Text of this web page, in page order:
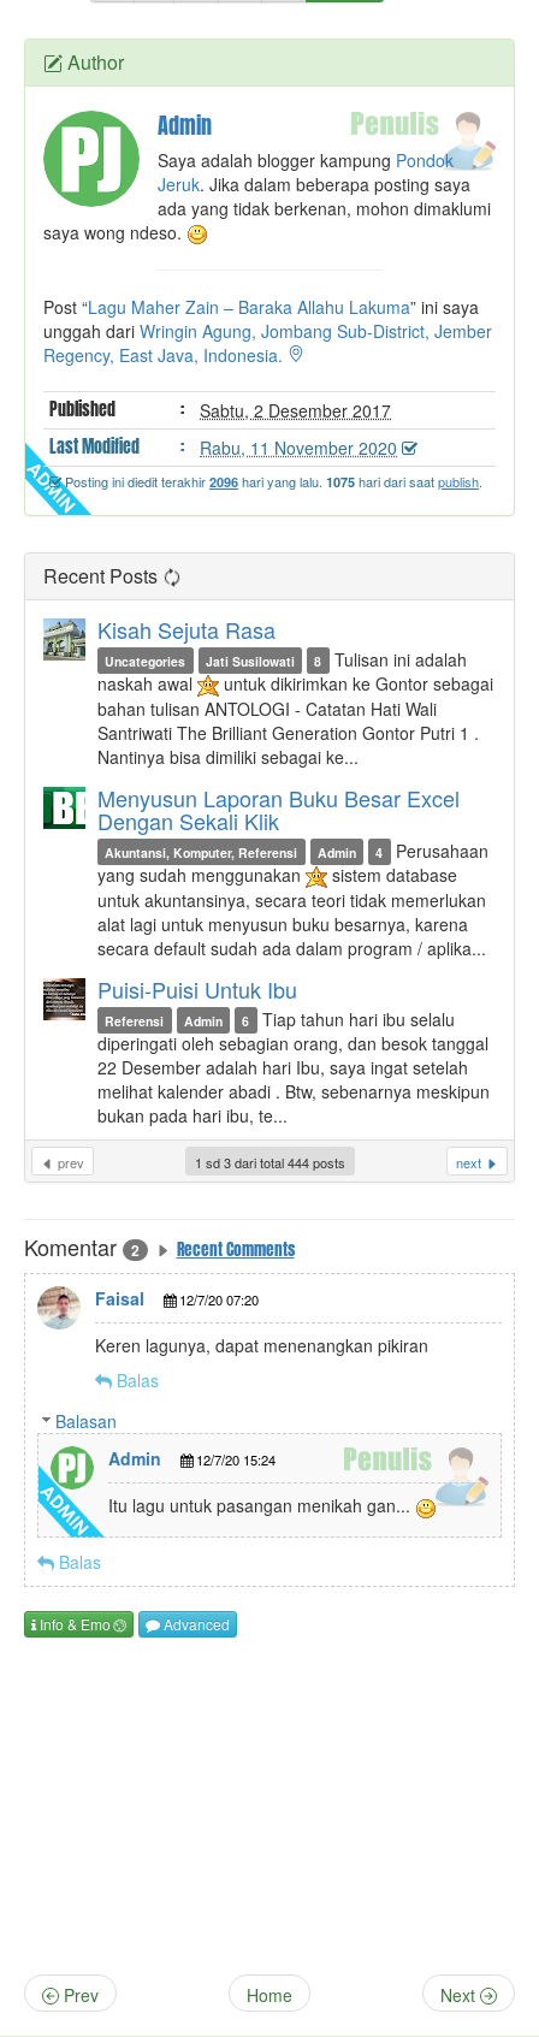
r
Author
Admin
Saya adalah blogger kampung Pondok
Jeruk. Jika dalam beberapa posting saya
ada yang tidak berkenan, mohon dimaklumi
saya wong ndeso.
Post “Lagu Maher Zain – Baraka Allahu Lakuma” ini saya
unggah dari Wringin Agung, Jombang Sub-District, Jember
Regency, East Java, Indonesia.
Published : Sabtu, 2 Desember 2017
LastModified : Rabu, 11 November 2020
Posting ini diedit terakhir 2096 hari yang lalu. 1075 hari dari saatpublish.
Recent Posts
Kisah Sejuta Rasa
Uncategories Jati Susilowati 8
Tulisan ini adalah
naskah awal
untuk dikirimkan ke Gontor sebagai
bahan tulisan ANTOLOGI - Catatan Hati Wali
Santriwati The Brilliant Generation Gontor Putri 1 .
Nantinya bisa dimiliki sebagai ke...
Menyusun Laporan Buku Besar Excel
Dengan Sekali Klik
Akuntansi, Komputer, Referensi Admin 4
Perusahaan
yang sudah menggunakan
sistem database
untuk akuntansinya, secara teori tidak memerlukan
alat lagi untuk menyusun buku besarnya, karena
secara default sudah ada dalam program / aplika...
Puisi-Puisi Untuk Ibu
Referensi Admin 6
Tiap tahun hari ibu selalu
diperingati oleh sebagian orang, dan besok tanggal
22 Desember adalah hari Ibu, saya ingat setelah
melihat kalender abadi . Btw, sebenarnya meskipun
bukan pada hari ibu, te...
prev 1 sd 3 dari total 444 posts next
Komentar 2 Recent Comments
Faisal 12/7/20 07:20
Keren lagunya, dapat menenangkan pikiran
Balas
Balasan
Admin
12/7/20 15:24
Itu lagu untuk pasangan menikah gan...
Balas
Info & Emo Advanced
o
m
Prev Home Next